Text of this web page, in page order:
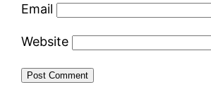
Email
Website